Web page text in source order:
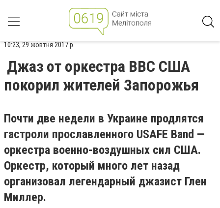
10:23, 29 жовтня 2017 р.
Джаз от оркестра ВВС США
покорил жителей Запорожья
Почти две недели в Украине продлятся
гастроли прославленного USAFE Band —
оркестра военно-воздушных сил США.
Оркестр, который много лет назад
организовал легендарный джазист Глен
Миллер.